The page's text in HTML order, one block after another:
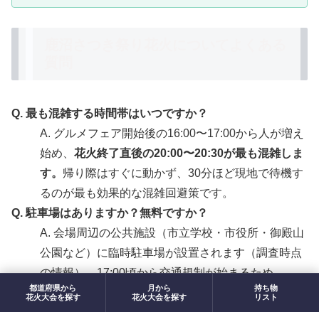
Q. 最も混雑する時間帯はいつですか？
A. グルメフェア開始後の16:00〜17:00から人が増え
始め、 花火終了直後の20:00〜20:30が最も混雑しま
す。 帰り際はすぐに動かず、30分ほど現地で待機す
るのが最も効果的な混雑回避策です。
Q. 駐車場はありますか？無料ですか？
A. 会場周辺の公共施設（市立学校・市役所・御殿山
公園など）に臨時駐車場が設置されます（調査時点
の情報）。17:00頃から交通規制が始まるため、
15:30までの到着
を目標にしてください。周辺商業
都道府県から
花火大会を探す
月から
花火大会を探す
持ち物
リスト